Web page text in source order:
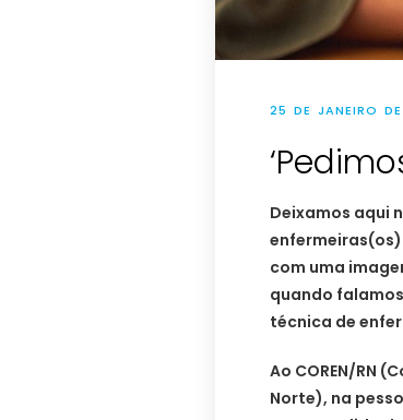
25 DE JANEIRO
Deixamos aqui
com uma
quando
técnica de
Ao COREN/RN
Norte), na